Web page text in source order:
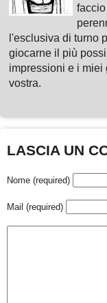
l'esclusiva di turno
giocarne il più
impressioni e i miei
vostra.
LASCIA UN
Nome (required)
Mail (required)